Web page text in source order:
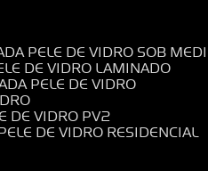
PELE DE VIDRO SOB
DE VIDRO LAMINADO
PELE DE VIDRO
DE VIDRO PV2
PELE DE VIDRO RESIDENCIAL